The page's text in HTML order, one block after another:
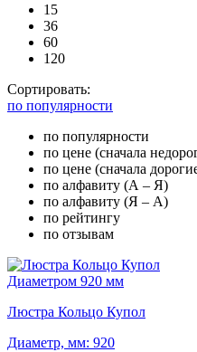
15
36
60
120
Сортировать:
по популярности
по популярности
по цене (сначала
по цене (сначала
по алфавиту (А – Я)
по алфавиту (Я – А)
по рейтингу
по отзывам
Диаметром 920 мм
Люстра Кольцо Купол
Диаметр, мм: 920